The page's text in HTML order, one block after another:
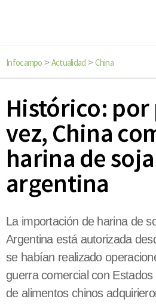
Infocampo > Actualidad > China
Histórico:
vez, China
harina de soja
argentina
La importación de harina de
Argentina está autorizada
se habían realizado
guerra comercial con
de alimentos chinos